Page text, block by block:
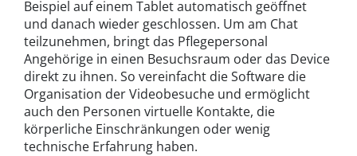
Beispiel auf einem Tablet automatisch geöffnet
und danach wieder geschlossen. Um am Chat
teilzunehmen, bringt das Pflegepersonal
Angehörige in einen Besuchsraum oder das Device
direkt zu ihnen. So vereinfacht die Software die
Organisation der Videobesuche und ermöglicht
auch den Personen virtuelle Kontakte, die
körperliche Einschränkungen oder wenig
technische Erfahrung haben.